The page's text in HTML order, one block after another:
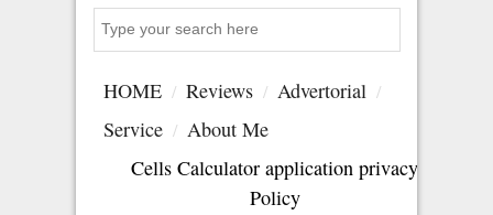
HOME Reviews
Advertorial
Service
About Me
Cells Calculator application privacy
Policy